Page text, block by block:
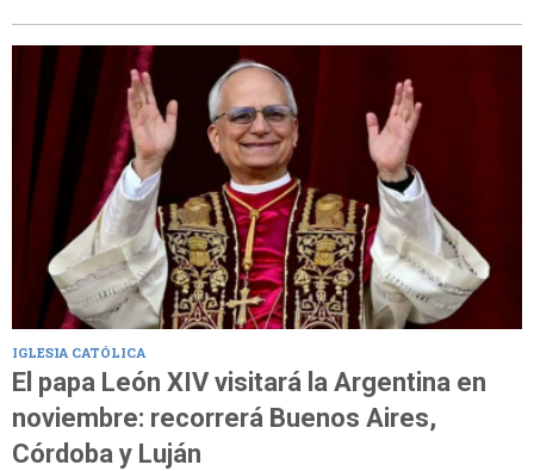
IGLESIA CATÓLICA
El papa León XIV visitará la Argentina en
noviembre: recorrerá Buenos Aires,
Córdoba y Luján